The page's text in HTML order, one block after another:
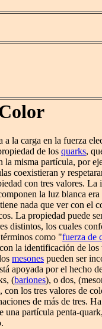
a la carga en la fuerza
de los quarks,
la misma partícula, por
coexistieran y
con tres valores. La
la luz blanca
nada que ver con el
La propiedad puede
distintos, los cuales
como "fuerza de
la identificación de
mesones pueden ser
apoyada por el hecho
(bariones), o dos,
los tres valores de
de más de tres.
una partícula penta-